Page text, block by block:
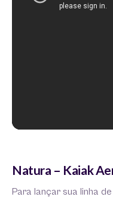
Natura – Kaiak
Para lançar sua linha